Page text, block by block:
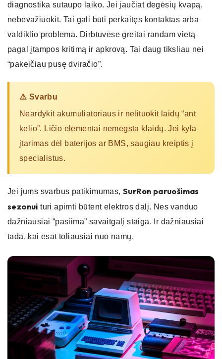
diagnostika sutaupo laiko. Jei jaučiat degėsių kvapą,
nebevažiuokit. Tai gali būti perkaitęs kontaktas arba
valdiklio problema. Dirbtuvėse greitai randam vietą
pagal įtampos kritimą ir apkrovą. Tai daug tiksliau nei
“pakeičiau pusę dviračio”.
⚠️ Svarbu
Neardykit akumuliatoriaus ir nelituokit laidų “ant
kelio”. Ličio elementai nemėgsta klaidų. Jei kyla
įtarimas dėl baterijos ar BMS, saugiau kreiptis į
specialistus.
Jei jums svarbus patikimumas, SurRon paruošimas
sezonui turi apimti būtent elektros dalį. Nes vanduo
dažniausiai “pasiima” savaitgalį staiga. Ir dažniausiai
tada, kai esat toliausiai nuo namų.